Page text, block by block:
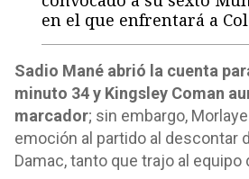
en el que enfrentará a
Sadio Mané abrió la cuenta
minuto 34 y Kingsley Coman
marcador; sin embargo,
emoción al partido al descontar
Damac, tanto que trajo al equipo